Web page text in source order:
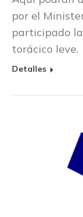
por el
participado
torácico leve.
Detalles